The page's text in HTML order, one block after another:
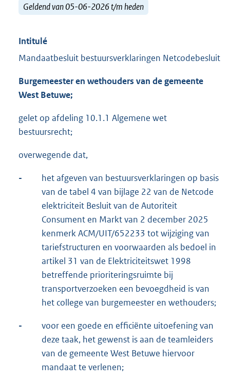
Geldend van 05-06-2026 t/m heden
Intitulé
Mandaatbesluit bestuursverklaringen Netcodebesluit
Burgemeester en wethouders van de gemeente
West Betuwe;
gelet op afdeling 10.1.1 Algemene wet
bestuursrecht;
overwegende dat,
-
het afgeven van bestuursverklaringen op basis
van de tabel 4 van bijlage 22 van de Netcode
elektriciteit Besluit van de Autoriteit
Consument en Markt van 2 december 2025
kenmerk ACM/UIT/652233 tot wijziging van
tariefstructuren en voorwaarden als bedoel in
artikel 31 van de Elektriciteitswet 1998
betreffende prioriteringsruimte bij
transportverzoeken een bevoegdheid is van
het college van burgemeester en wethouders;
-
voor een goede en efficiënte uitoefening van
deze taak, het gewenst is aan de teamleiders
van de gemeente West Betuwe hiervoor
mandaat te verlenen;